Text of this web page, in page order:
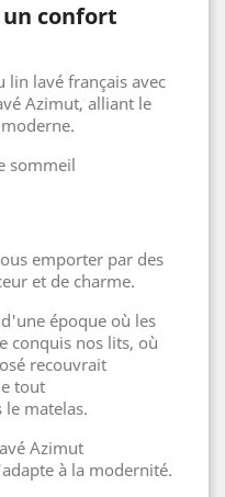
confort
lin lavé français avec
Azimut, alliant le
sommeil
emporter par des
et de charme.
époque où les
conquis nos lits, où
recouvrait
tout
matelas.
Azimut
à la modernité.